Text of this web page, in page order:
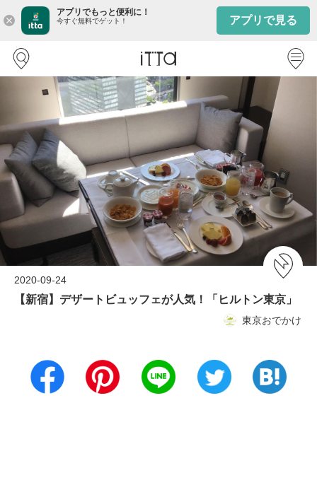
close
アプリでもっと便利に！
今すぐ無料でゲット！ アプリで見る
2020-09-24
【新宿】デザートビュッフェが人気！「ヒルトン東京」
東京おでかけ